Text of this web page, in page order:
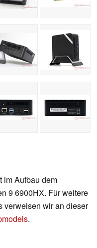
im Aufbau dem
9 6900HX. Für weitere
verweisen wir an dieser
.